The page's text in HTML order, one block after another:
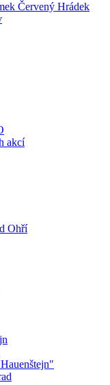
Červený Hrádek
akcí
Ohří